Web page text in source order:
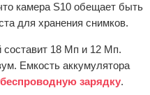
камера S10 обещает быть
для хранения снимков.
18 Мп и 12 Мп.
Емкость аккумулятора
беспроводную зарядку.